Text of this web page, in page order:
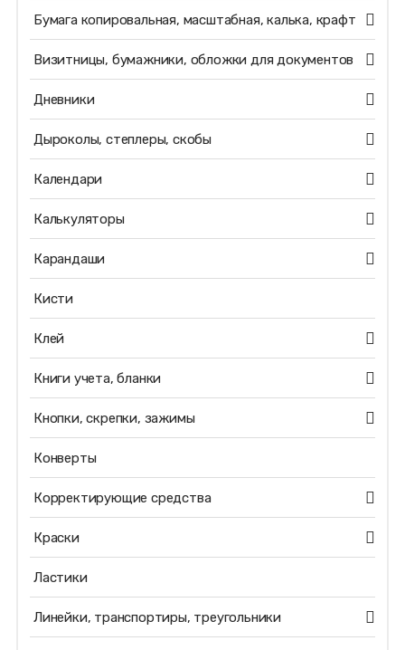
Бумага копировальная, масштабная, калька, крафт
Визитницы, бумажники, обложки для документов
Дневники
Дыроколы, степлеры, скобы
Календари
Калькуляторы
Карандаши
Кисти
Клей
Книги учета, бланки
Кнопки, скрепки, зажимы
Конверты
Корректирующие средства
Краски
Ластики
Линейки, транспортиры, треугольники